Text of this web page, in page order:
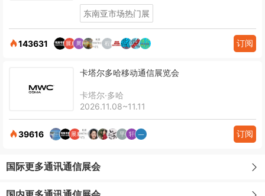
东南亚市场热门展
143631 订阅
卡塔尔多哈移动通信展览会
卡塔尔·多哈
2026.11.08~11.11
39616 订阅
国际更多通讯通信展会